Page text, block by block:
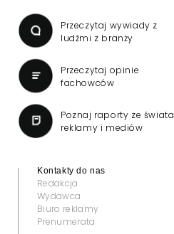
Przeczytaj wywiady z
ludźmi z branży
Przeczytaj opinie
fachowców
Poznaj raporty ze świata
reklamy i mediów
Kontakty do nas
Redakcja
Wydawca
Biuro reklamy
Prenumerata